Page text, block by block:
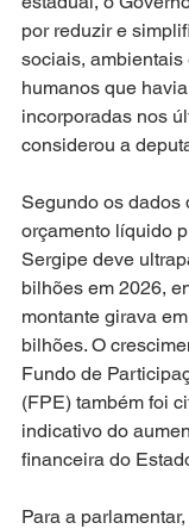
por reduzir e
sociais, ambientais
humanos que
incorporadas nos
considerou a
Segundo os dados
orçamento líquido
Sergipe deve
bilhões em 2026,
montante girava
bilhões. O
Fundo de
(FPE) também foi
indicativo do
financeira do
Para a